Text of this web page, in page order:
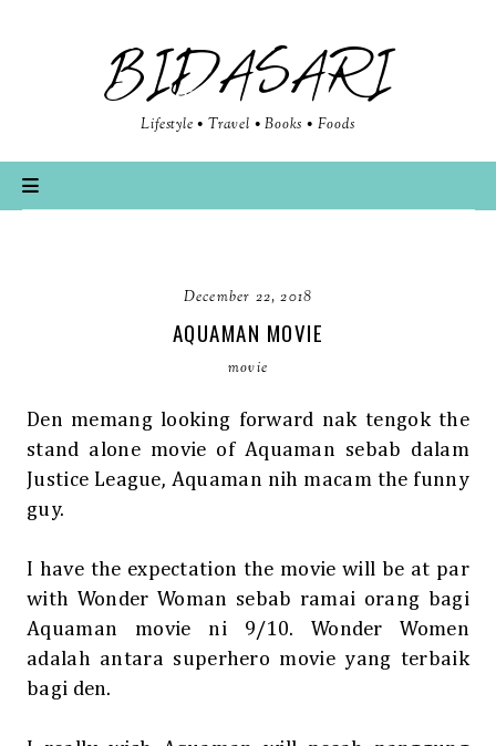
BIDASARI
Lifestyle • Travel • Books • Foods
December 22, 2018
AQUAMAN MOVIE
movie
Den memang looking forward nak tengok the
stand alone movie of Aquaman sebab dalam
Justice League, Aquaman nih macam the funny
guy.
I have the expectation the movie will be at par
with Wonder Woman sebab ramai orang bagi
Aquaman movie ni 9/10. Wonder Women
adalah antara superhero movie yang terbaik
bagi den.